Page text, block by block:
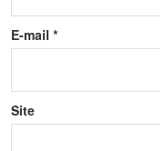
E-mail *
Site